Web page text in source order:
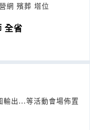
專業殯葬服務 誠安人本 /安成禮儀師聯營網 殯葬 塔位
全省
出...等活動會場佈置